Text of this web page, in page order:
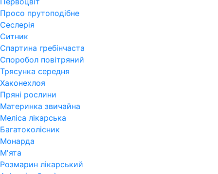
Просо прутоподібне
Сеслерія
Ситник
Спартина гребінчаста
Споробол повітряний
Трясунка середня
Хаконехлоя
Пряні рослини
Материнка звичайна
Меліса лікарська
Багатоколісник
Монарда
М'ята
Розмарин лікарський